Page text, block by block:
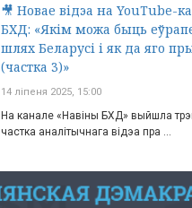
🎥 Новае відэа на YouTube-
БХД: «Якім можа быць
шлях Беларусі і як да яго
(частка 3)»
14 ліпеня 2025, 15:00
На канале «Навіны БХД» выйшла
частка аналітычнага відэа пра ...